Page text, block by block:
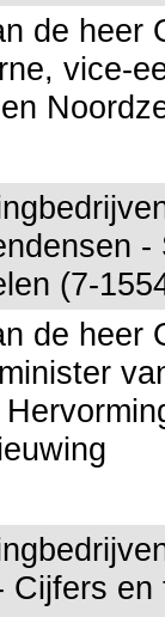
de heer
vice-
(7-
de heer
Cijfers en